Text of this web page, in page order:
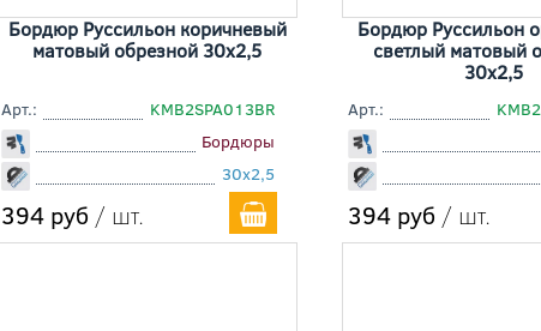
Бордюр Руссильон коричневый
матовый обрезной 30x2,5
Арт.:
KMB2SPA013BR
Бордюры
30x2,5
394 руб / шт.
Бордюр Руссильон
светлый матовый
30x2,5
Арт.:
394 руб / шт.